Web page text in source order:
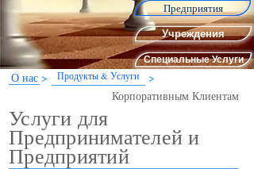
Предприятия
Учреждения
Специальные Услуги
Корпоративным Клиентам
> >
О нас Продукты & Услуги
Услуги для
Предпринимателей и
Предприятий